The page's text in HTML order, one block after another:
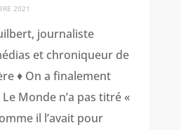
2021
journaliste
et chroniqueur de
♦ On a finalement
Monde n’a pas titré «
il l’avait pour